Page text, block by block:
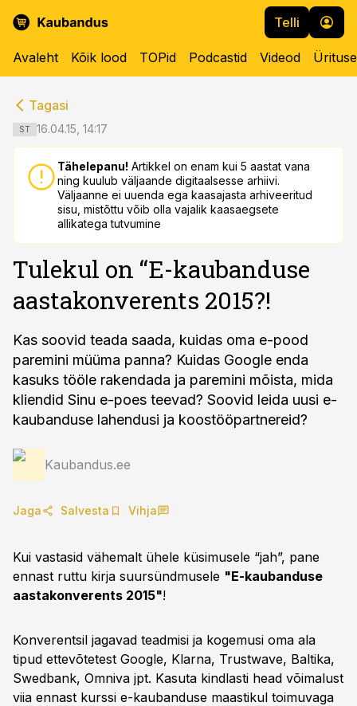
Telli
Avaleht Kõik lood TOPid Podcastid Videod
Tagasi
ST 16.04.15, 14:17
Tähelepanu! Artikkel on enam kui 5 aastat vana
ning kuulub väljaande digitaalsesse arhiivi.
Väljaanne ei uuenda ega kaasajasta arhiveeritud
sisu, mistõttu võib olla vajalik kaasaegsete
allikatega tutvumine
Tulekul on “E-kaubanduse
aastakonverents 2015?!
Kas soovid teada saada, kuidas oma e-pood
paremini müüma panna? Kuidas Google enda
kasuks tööle rakendada ja paremini mõista, mida
kliendid Sinu e-poes teevad? Soovid leida uusi e-
kaubanduse lahendusi ja koostööpartnereid?
Kaubandus.ee
Jaga Salvesta Vihja
Kui vastasid vähemalt ühele küsimusele “jah”, pane
ennast ruttu kirja suursündmusele "E-kaubanduse
aastakonverents 2015"!
Konverentsil jagavad teadmisi ja kogemusi oma ala
tipud ettevõtetest Google, Klarna, Trustwave, Baltika,
Swedbank, Omniva jpt. Kasuta kindlasti head võimalust
viia ennast kurssi e-kaubanduse maastikul toimuvaga